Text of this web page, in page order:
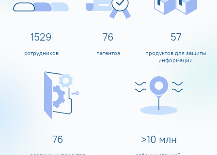
1600
сотрудников
80
патентов
60
продуктов для защиты
информации
80 >10 млн